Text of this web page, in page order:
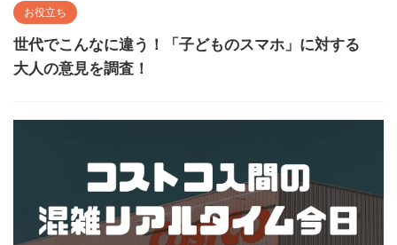
お役立ち
世代でこんなに違う！「子どものスマホ」に対する
大人の意見を調査！